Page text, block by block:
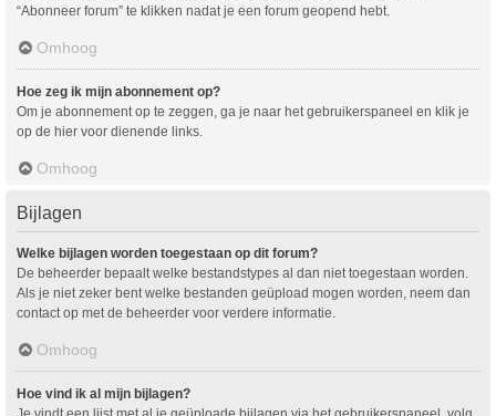
“Abonneer forum” te klikken nadat je een forum geopend hebt.
Omhoog
Hoe zeg ik mijn abonnement op?
Om je abonnement op te zeggen, ga je naar het gebruikerspaneel en klik je
op de hier voor dienende links.
Omhoog
Bijlagen
Welke bijlagen worden toegestaan op dit forum?
De beheerder bepaalt welke bestandstypes al dan niet toegestaan worden.
Als je niet zeker bent welke bestanden geüpload mogen worden, neem dan
contact op met de beheerder voor verdere informatie.
Omhoog
Hoe vind ik al mijn bijlagen?